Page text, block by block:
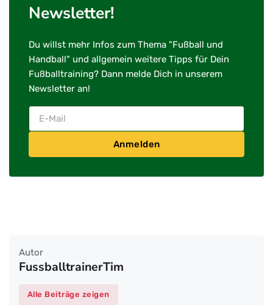
Newsletter!
Du willst mehr Infos zum Thema "Fußball und
Handball" und allgemein weitere Tipps für Dein
Fußballtraining? Dann melde Dich in unserem
Newsletter an!
Anmelden
Autor
FussballtrainerTim
Alle Beiträge zeigen